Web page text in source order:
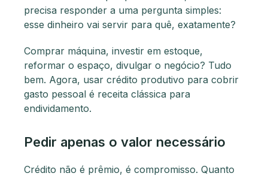
precisa responder a uma pergunta simples:
esse dinheiro vai servir para quê, exatamente?
Comprar máquina, investir em estoque,
reformar o espaço, divulgar o negócio? Tudo
bem. Agora, usar crédito produtivo para cobrir
gasto pessoal é receita clássica para
endividamento.
Pedir apenas o valor necessário
Crédito não é prêmio, é compromisso. Quanto